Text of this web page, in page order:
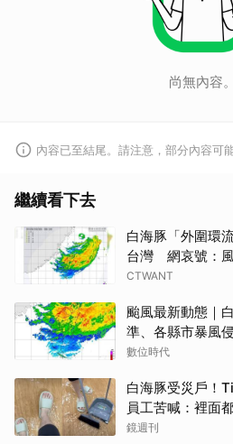
尚無內容。
內容已至結尾。請注意，部分內容可
繼續看下去
白海豚「外圍環
台灣 網哀號：
CTWANT
颱風最新動態｜
準、各縣市暴風
數位時代
白海豚受災戶！
員工苦喊：裡面
鏡週刊